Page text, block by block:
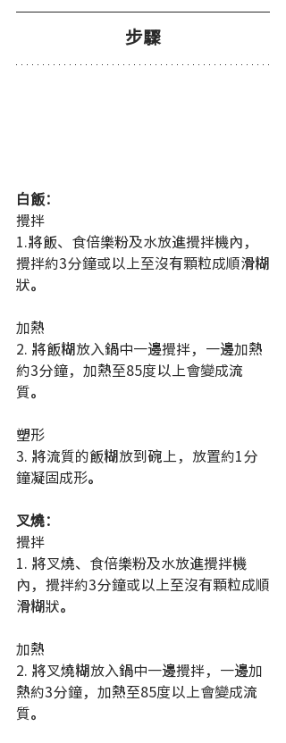
步驟
白飯：
攪拌
1.將飯、食倍樂粉及水放進攪拌機內，
攪拌約3分鐘或以上至沒有顆粒成順滑糊
狀。
加熱
2. 將飯糊放入鍋中一邊攪拌，一邊加熱
約3分鐘，加熱至85度以上會變成流
質。
塑形
3. 將流質的飯糊放到碗上，放置約1分
鐘凝固成形。
叉燒：
攪拌
1. 將叉燒、食倍樂粉及水放進攪拌機
內，攪拌約3分鐘或以上至沒有顆粒成順
滑糊狀。
加熱
2. 將叉燒糊放入鍋中一邊攪拌，一邊加
熱約3分鐘，加熱至85度以上會變成流
質。